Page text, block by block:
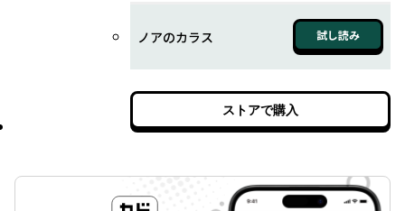
ノアのカラス 試し読み
ストアで購入